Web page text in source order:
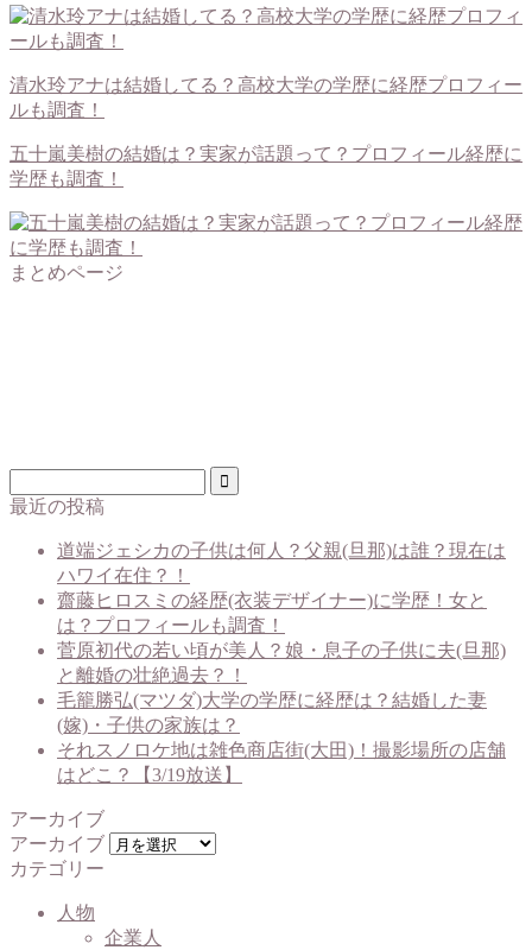
清水玲アナは結婚してる？高校大学の学歴に経歴プロフィー
ルも調査！
五十嵐美樹の結婚は？実家が話題って？プロフィール経歴に
学歴も調査！
まとめページ
最近の投稿
道端ジェシカの子供は何人？父親(旦那)は誰？現在は
ハワイ在住？！
齋藤ヒロスミの経歴(衣装デザイナー)に学歴！女と
は？プロフィールも調査！
菅原初代の若い頃が美人？娘・息子の子供に夫(旦那)
と離婚の壮絶過去？！
毛籠勝弘(マツダ)大学の学歴に経歴は？結婚した妻
(嫁)・子供の家族は？
それスノロケ地は雑色商店街(大田)！撮影場所の店舗
はどこ？【3/19放送】
アーカイブ
アーカイブ
カテゴリー
人物
企業人